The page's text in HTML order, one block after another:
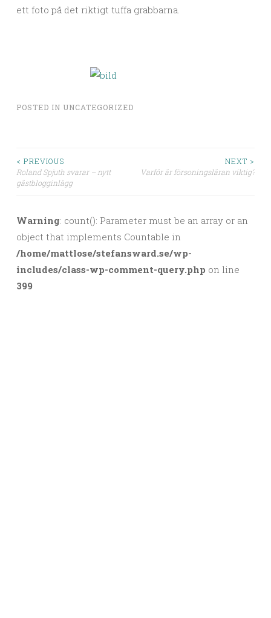
ett foto på det riktigt tuffa grabbarna.
POSTED IN UNCATEGORIZED
Post navigation
< PREVIOUS
Roland Spjuth svarar – nytt
gästblogginlägg
NEXT >
Varför är försoningsläran viktig?
Warning: count(): Parameter must be an array or an
object that implements Countable in
/home/mattlose/stefansward.se/wp-
includes/class-wp-comment-query.php on line
399